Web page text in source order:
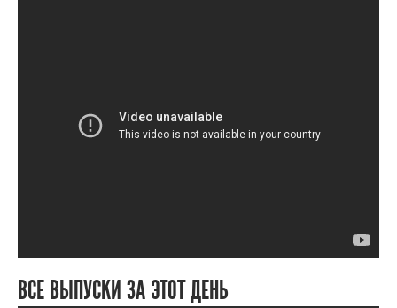
ВСЕ ВЫПУСКИ ЗА ЭТОТ ДЕНЬ